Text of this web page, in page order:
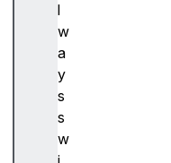
l
w
a
y
s
s
w